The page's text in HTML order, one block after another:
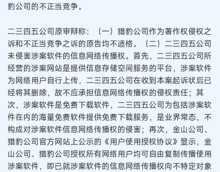
豹公司的不正当竞争。
二三四五公司原审辩称：（一）猎豹公司作为著作权侵权之
诉和不正当竞争之诉的原告均不适格。（二）二三四五公司
未侵害涉案软件的信息网络传播权。首先，二三四五公司所
经营的涉案网站是提供信息存储空间服务的平台，涉案软件
为网络用户自行上传，二三四五公司在收到本案起诉状后已
经将其删除，故不应承担信息网络传播权的侵权责任；其
次，涉案软件是免费下载软件，二三四五公司为包括涉案软
件在内的海量免费软件提供免费下载服务，是业界常态，不
构成对涉案软件信息网络传播权的侵害；再次，金山公司、
猎豹公司官方网站上公示的《用户使用授权协议》显示，金
山公司、猎豹公司授权所有网络用户均可自由复制传播使用
涉案软件，即已就涉案软件的信息网络传播权向不特定对象